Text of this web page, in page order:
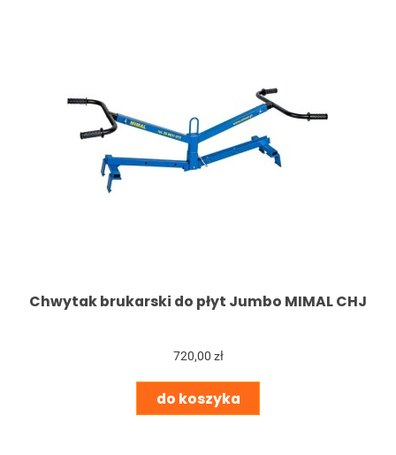
Chwytak brukarski do płyt Jumbo MIMAL CHJ
720,00 zł
do koszyka